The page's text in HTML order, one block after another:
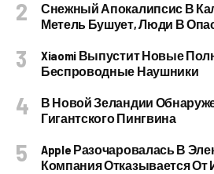
Снежный Апокалипсис В
Метель Бушует, Люди В
Xiaomi Выпустит Новые
Беспроводные Наушники
В Новой Зеландии
Гигантского Пингвина
Apple Разочаровалась В
Компания Отказывается От